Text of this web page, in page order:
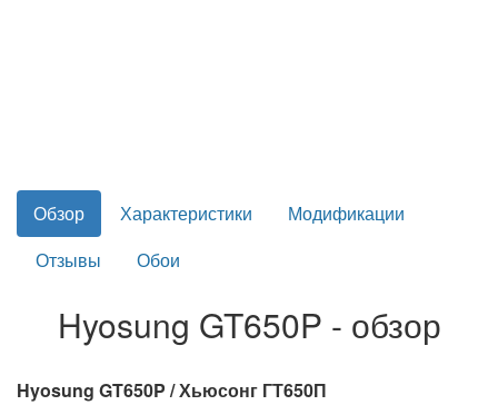
Обзор Характеристики
Модификации
Отзывы
Обои
Hyosung GT650P - обзор
Hyosung GT650P / Хьюсонг ГТ650П